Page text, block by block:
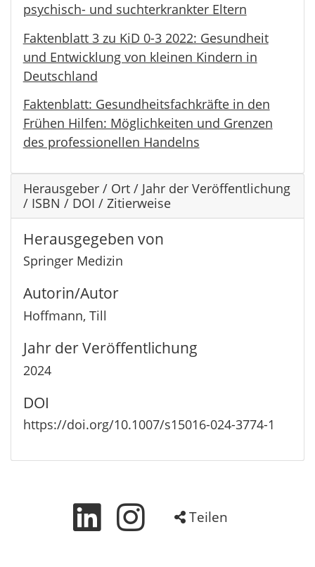
psychisch- und suchterkrankter Eltern
Faktenblatt 3 zu KiD 0-3 2022: Gesundheit
und Entwicklung von kleinen Kindern in
Deutschland
Faktenblatt: Gesundheitsfachkräfte in den
Frühen Hilfen: Möglichkeiten und Grenzen
des professionellen Handelns
Herausgeber / Ort / Jahr der Veröffentlichung
/ ISBN / DOI / Zitierweise
Herausgegeben von
Springer Medizin
Autorin/Autor
Hoffmann, Till
Jahr der Veröffentlichung
2024
DOI
https://doi.org/10.1007/s15016-024-3774-1
Teilen